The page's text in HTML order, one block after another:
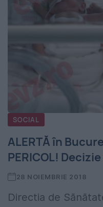
SOCIAL
ALERTĂ în
PERICOL!
28 NOIEMBRIE 2018
Directia de